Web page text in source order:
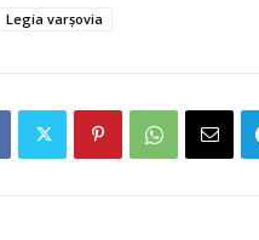
Legia varșovia